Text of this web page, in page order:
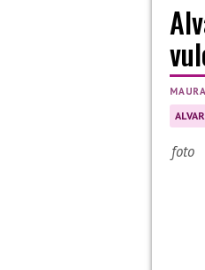
foto